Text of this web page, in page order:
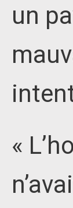
un
«